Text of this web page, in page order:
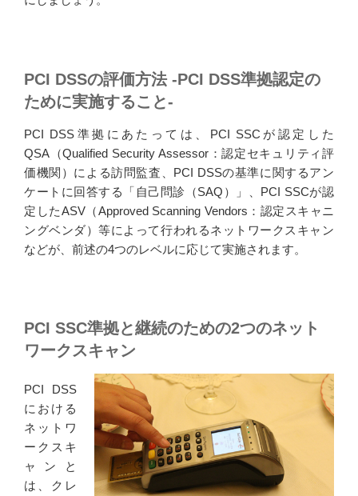
PCI DSSの評価方法 -PCI DSS準拠認定の
ために実施すること-
PCI DSS準拠にあたっては、PCI SSCが認定した
QSA（Qualified Security Assessor：認定セキュリティ評
価機関）による訪問監査、PCI DSSの基準に関するアン
ケートに回答する「自己問診（SAQ）」、PCI SSCが認
定したASV（Approved Scanning Vendors：認定スキャニ
ングベンダ）等によって行われるネットワークスキャン
などが、前述の4つのレベルに応じて実施されます。
PCI SSC準拠と継続のための2つのネット
ワークスキャン
PCI DSS
における
ネットワ
ークスキ
ャンと
は、クレ